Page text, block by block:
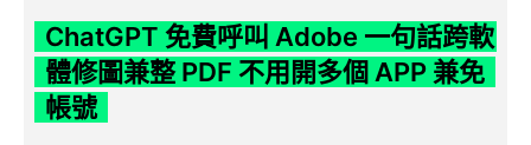
ChatGPT 免費呼叫 Adobe 一句話跨軟
體修圖兼整 PDF 不用開多個 APP 兼免
帳號